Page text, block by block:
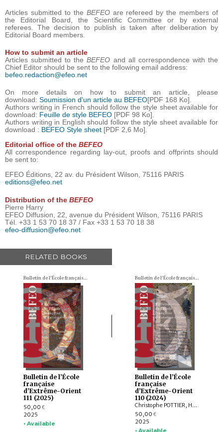
Articles submitted to the BEFEOare refereed by the members of
the Editorial Board, the Scientific Committee or by external
referees. The decision to publish is taken after deliberation by
Editorial Board members.
How to submit an article
Articles submitted to theBEFEO and all correspondence with the
Chief Editor should be sent to the following email address:
befeo.redaction@efeo.net
On more details on how to submit an article, please
download: Soumission d'un article au BEFEO[PDF 168 Ko].
Authors writing in French should follow the style sheet available for
download: Feuille de style BEFEO [PDF 98 Ko].
Authors writing in English should follow the style sheet available for
download : BEFEO Style sheet [PDF 2,6 Mo].
Editorial office of the BEFEO
All correspondence regarding lay-out, proofs and offprints should
be sent to:
EFEO Éditions, 22 av. du Président Wilson, 75116 PARIS
editions@efeo.net
Distribution of the BEFEO
Pierre Harry
EFEO Diffusion, 22, avenue du Président Wilson, 75116 PARIS
Tél. +33 1 53 70 18 37 / Fax +33 1 53 70 18 38
efeo-diffusion@efeo.net
RELATED BOOKS
Bulletin de l'École française d'Extrême-Orient (BEFEO)
Bulletin de l’École
française
d’Extrême-Orient
111 (2025)
50,00 €
2025
• Available
Bulletin de l'École française d'Extrême-Orient (BEFEO)
Bulletin de l’École
française
d’Extrême-Orient
110 (2024)
Christophe POTTIER, Harunaga ISAACSON, Isabelle LANDRY-DERON, Dominique SOUTIF, Julia ESTEVE, Brice VINCENT, François THIERRY, Annabel Teh GALLOP, Yannick BRUNETON, Vincent LEFÈVRE, Chloé CHOLLET, Csaba DEZSŐ, Claudine ANG, Damien CHAUSSENDE, Sébastien CLOUET, XU Minglong†, WU Min, HAN Qi
50,00 €
2025